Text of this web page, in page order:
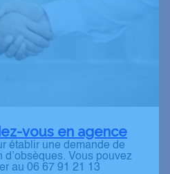
vous en agence
établir une demande de
d’obsèques. Vous pouvez
au 06 67 91 21 13